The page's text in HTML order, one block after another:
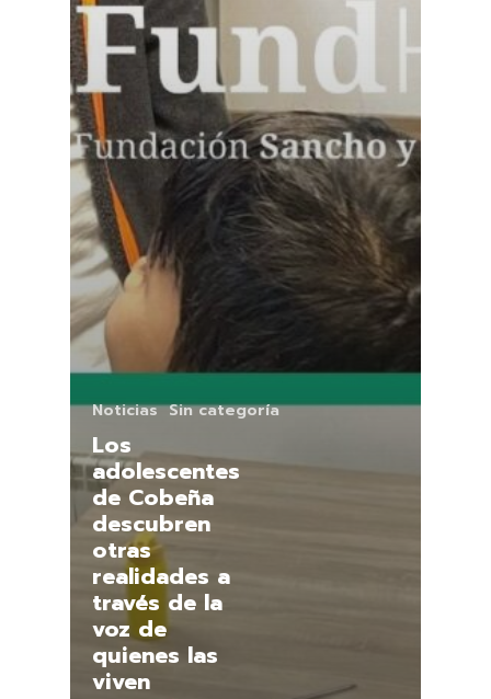
Noticias Sin categoría
Los
adolescentes
de Cobeña
descubren
otras
realidades a
través de la
voz de
quienes las
viven